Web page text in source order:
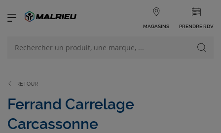
MAGASINS PRENDRE RDV
NOS PRODUITS
RETOUR
Ferrand Carrelage
Carcassonne